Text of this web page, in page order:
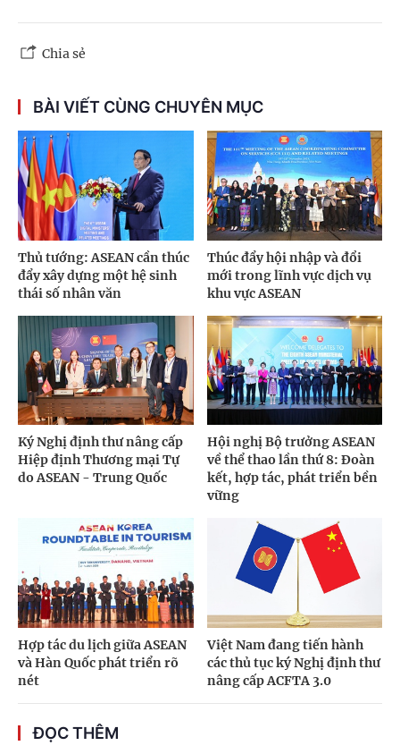
Chia sẻ
BÀI VIẾT CÙNG CHUYÊN MỤC
Thủ tướng: ASEAN cần thúc
đẩy xây dựng một hệ sinh
thái số nhân văn
Thúc đẩy hội nhập và đổi
mới trong lĩnh vực dịch vụ
khu vực ASEAN
Ký Nghị định thư nâng cấp
Hiệp định Thương mại Tự
do ASEAN - Trung Quốc
Hội nghị Bộ trưởng ASEAN
về thể thao lần thứ 8: Đoàn
kết, hợp tác, phát triển bền
vững
Hợp tác du lịch giữa ASEAN
và Hàn Quốc phát triển rõ
nét
Việt Nam đang tiến hành
các thủ tục ký Nghị định thư
nâng cấp ACFTA 3.0
ĐỌC THÊM